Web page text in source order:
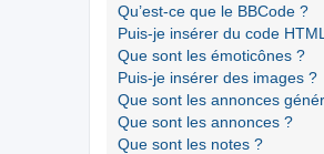
Qu’est-ce que le BBCode ?
Puis-je insérer du code
Que sont les émoticônes ?
Puis-je insérer des images ?
Que sont les annonces
Que sont les annonces ?
Que sont les notes ?